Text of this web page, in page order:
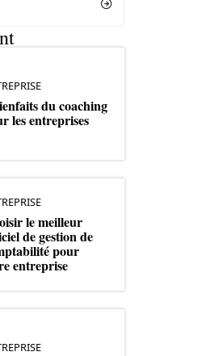
du coaching
les entreprises
le meilleur
de gestion de
pour
entreprise